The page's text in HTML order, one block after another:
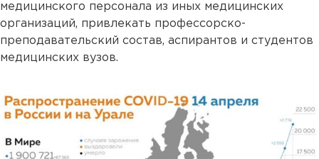
медицинского персонала из иных медицинских
организаций, привлекать профессорско-
преподавательский состав, аспирантов и студентов
медицинских вузов.